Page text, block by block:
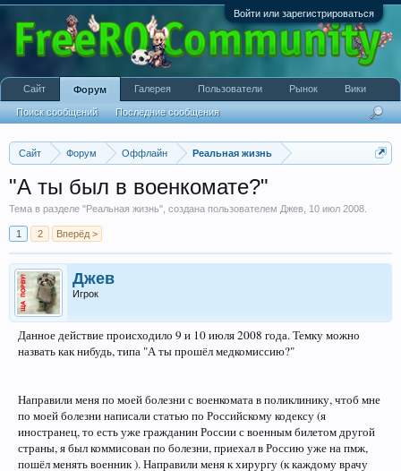
Войти или зарегистрироваться
Сайт Форум Оффлайн Реальная жизнь
"А ты был в военкомате?"
Тема в разделе "Реальная жизнь", создана пользователем Джев 10 июл 2008
1 2 Вперёд >
Джев
Игрок
Данное действие происходило 9 и 10 июля 2008 года. Темку можно
назвать как нибудь, типа "А ты прошёл медкомиссию?"
Направили меня по моей болезни с военкомата в поликлинику, чтоб мне
по моей болезни написали статью по Российскому кодексу (я
иностранец, то есть уже гражданин России с военным билетом другой
страны, я был коммисован по болезни, приехал в Россию уже на пмж,
пошёл менять военник ). Направили меня к хирургу (к каждому врачу
Сайт Форум
Поиск сообщений Последние сообщения
Галерея Пользователи Рынок Вики